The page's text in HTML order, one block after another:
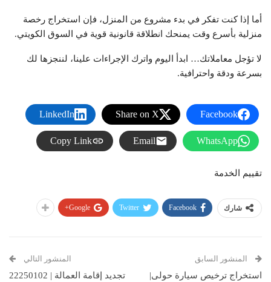
أما إذا كنت تفكر في بدء مشروع من المنزل، فإن استخراج رخصة
منزلية بأسرع وقت يمنحك انطلاقة قانونية قوية في السوق الكويتي.
لا تؤجل معاملاتك… ابدأ اليوم واترك الإجراءات علينا، لننجزها لك
بسرعة ودقة واحترافية.
Facebook
Share on X
LinkedIn
WhatsApp
Email
Copy Link
تقييم الخدمة
شارك Facebook
Twitter
Google+
المنشور السابق
استخراج ترخيص سيارة حولى|
المنشور التالي
تجديد إقامة العمالة | 22250102